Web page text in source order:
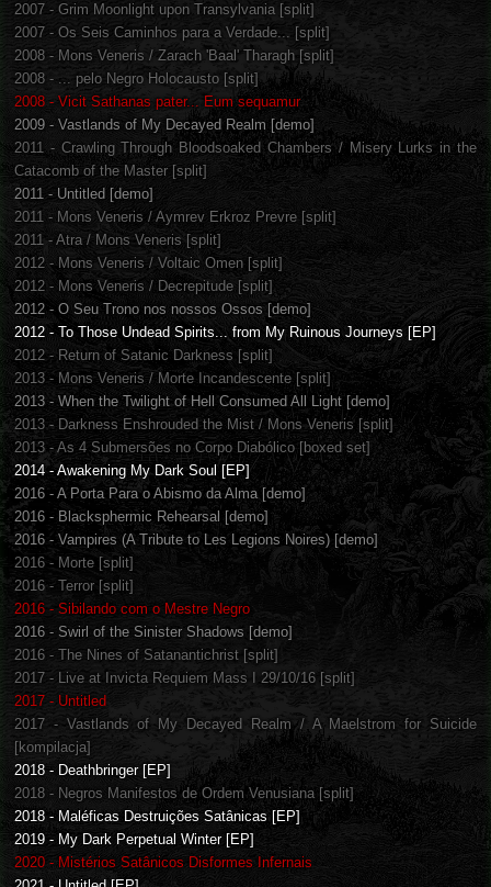
2007 - Grim Moonlight upon Transylvania [split]
2007 - Os Seis Caminhos para a Verdade... [split]
2008 - Mons Veneris / Zarach 'Baal' Tharagh [split]
2008 - ... pelo Negro Holocausto [split]
2008 - Vicit Sathanas pater... Eum sequamur
2009 - Vastlands of My Decayed Realm [demo]
2011 - Crawling Through Bloodsoaked Chambers / Misery Lurks in the
Catacomb of the Master [split]
2011 - Untitled [demo]
2011 - Mons Veneris / Aymrev Erkroz Prevre [split]
2011 - Atra / Mons Veneris [split]
2012 - Mons Veneris / Voltaic Omen [split]
2012 - Mons Veneris / Decrepitude [split]
2012 - O Seu Trono nos nossos Ossos [demo]
2012 - To Those Undead Spirits... from My Ruinous Journeys [EP]
2012 - Return of Satanic Darkness [split]
2013 - Mons Veneris / Morte Incandescente [split]
2013 - When the Twilight of Hell Consumed All Light [demo]
2013 - Darkness Enshrouded the Mist / Mons Veneris [split]
2013 - As 4 Submersões no Corpo Diabólico [boxed set]
2014 - Awakening My Dark Soul [EP]
2016 - A Porta Para o Abismo da Alma [demo]
2016 - Blacksphermic Rehearsal [demo]
2016 - Vampires (A Tribute to Les Legions Noires) [demo]
2016 - Morte [split]
2016 - Terror [split]
2016 - Sibilando com o Mestre Negro
2016 - Swirl of the Sinister Shadows [demo]
2016 - The Nines of Satanantichrist [split]
2017 - Live at Invicta Requiem Mass I 29/10/16 [split]
2017 - Untitled
2017 - Vastlands of My Decayed Realm / A Maelstrom for Suicide
[kompilacja]
2018 - Deathbringer [EP]
2018 - Negros Manifestos de Ordem Venusiana [split]
2018 - Maléficas Destruições Satânicas [EP]
2019 - My Dark Perpetual Winter [EP]
2020 - Mistérios Satânicos Disformes Infernais